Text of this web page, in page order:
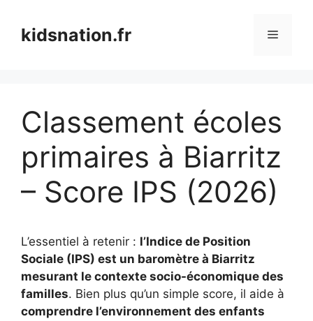
contenukidsnation.fr Menu
Classement écoles
primaires à Biarritz
– Score IPS (2026)
L’essentiel à retenir : l’Indice de Position
Sociale (IPS) est un baromètre à Biarritz
mesurant le contexte socio-économique des
familles. Bien plus qu’un simple score, il aide à
comprendre l’environnement des enfants